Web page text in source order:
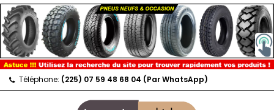
Téléphone: (225) 07 59 48 68 04 (Par WhatsApp)